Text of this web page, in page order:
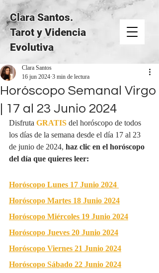
Clara Santos.
Tarot y Videncia
Evolutiva
Horóscopo Semanal Virgo
| 17 al 23 Junio 2024
Clara Santos
16 jun 20243 min de lectura
Disfruta GRATISdel horóscopo de todos
los días de la semana desde el día 17 al 23
de junio de 2024, haz clic en el horóscopo
del día que quieres leer:
Horóscopo Lunes 17 Junio 2024
Horóscopo Martes 18 Junio 2024
Horóscopo Miércoles 19 Junio 2024
Horóscopo Jueves 20 Junio 2024
Horóscopo Viernes 21 Junio 2024
Horóscopo Sábado 22 Junio 2024